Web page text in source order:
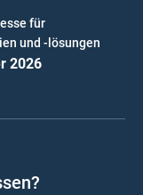
für
und -lösungen
2026